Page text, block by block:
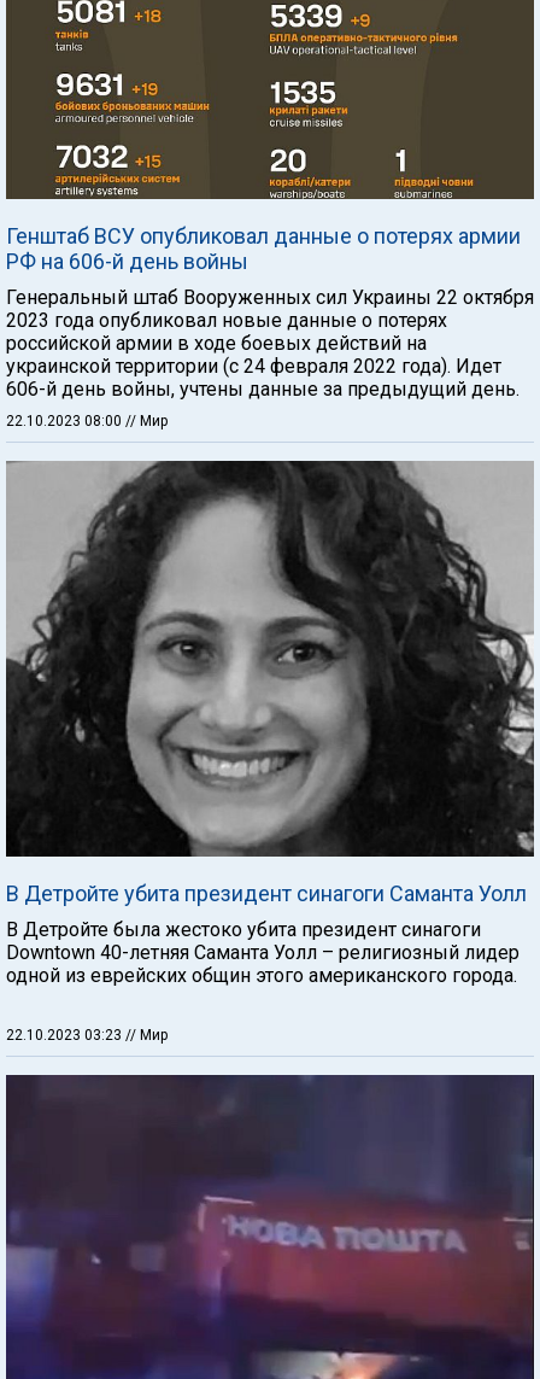
Генштаб ВСУ опубликовал данные о потерях армии
РФ на 606-й день войны
Генеральный штаб Вооруженных сил Украины 22 октября
2023 года опубликовал новые данные о потерях
российской армии в ходе боевых действий на
украинской территории (с 24 февраля 2022 года). Идет
606-й день войны, учтены данные за предыдущий день.
22.10.2023 08:00 // Мир
В Детройте убита президент синагоги Саманта Уолл
В Детройте была жестоко убита президент синагоги
Downtown 40-летняя Саманта Уолл – религиозный лидер
одной из еврейских общин этого американского города.
22.10.2023 03:23 // Мир